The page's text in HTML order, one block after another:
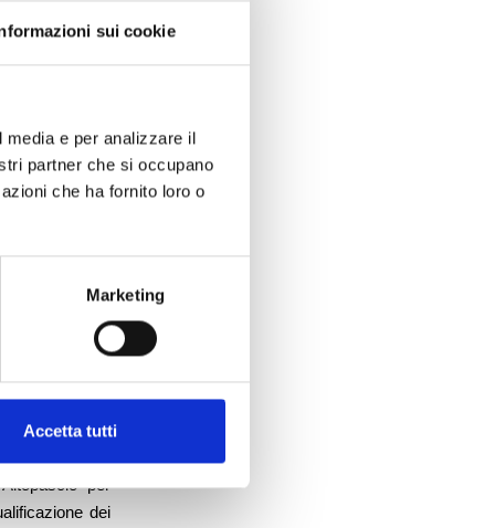
sui cookie
e per analizzare il
partner che si occupano
che ha fornito loro o
Marketing
Accetta tutti
ad
e quindi
il doppio
per gli
una priorità
per
dei